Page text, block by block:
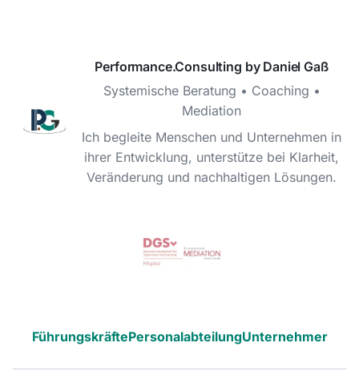
Performance.Consulting by Daniel Gaß
Systemische Beratung • Coaching •
Mediation
Ich begleite Menschen und Unternehmen in
ihrer Entwicklung, unterstütze bei Klarheit,
Veränderung und nachhaltigen Lösungen.
FührungskräftePersonalabteilungUnternehmer